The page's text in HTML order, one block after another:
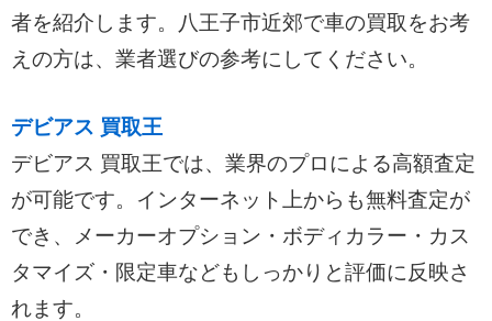
者を紹介します。八王子市近郊で車の買取をお考
えの方は、業者選びの参考にしてください。
デビアス 買取王
デビアス 買取王では、業界のプロによる高額査定
が可能です。インターネット上からも無料査定が
でき、メーカーオプション・ボディカラー・カス
タマイズ・限定車などもしっかりと評価に反映さ
れます。